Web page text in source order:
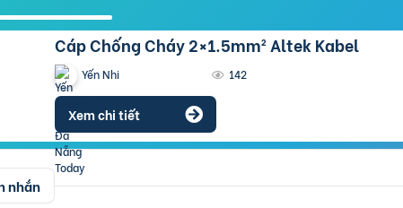
Cáp Chống Cháy 2×1.5mm² Altek Kabel
Yến Nhi 142
Xem chi tiết
nhắn